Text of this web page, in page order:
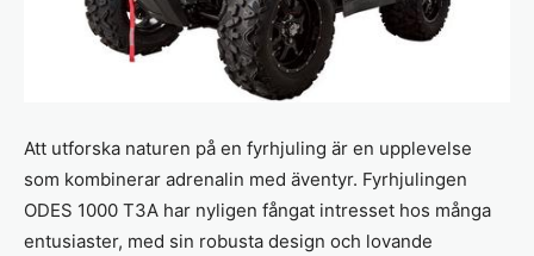
Att utforska naturen på en fyrhjuling är en upplevelse
som kombinerar adrenalin med äventyr. Fyrhjulingen
ODES 1000 T3A har nyligen fångat intresset hos många
entusiaster, med sin robusta design och lovande